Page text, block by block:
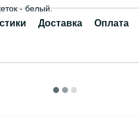
- белый.
Доставка Оплата